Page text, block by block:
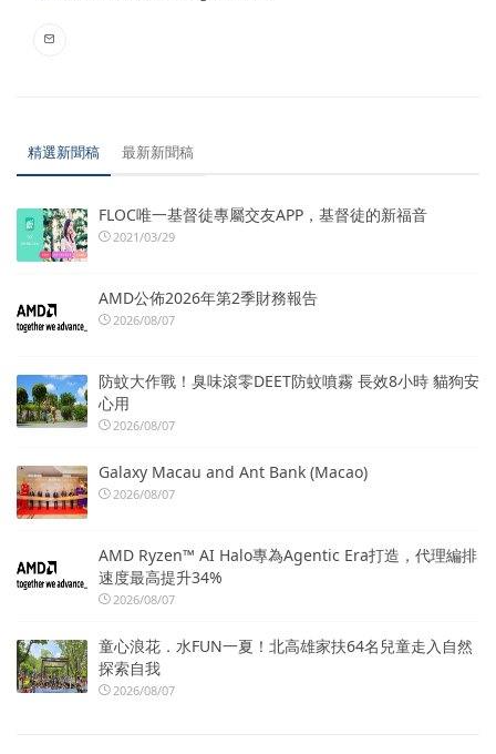
精選新聞稿 最新新聞稿
FLOC唯一基督徒專屬交友APP，基督徒的新福音
2021/03/29
AMD公佈2026年第2季財務報告
2026/08/07
防蚊大作戰！臭味滾零DEET防蚊噴霧 長效8小時 貓狗安
心用
2026/08/07
Galaxy Macau and Ant Bank (Macao)
2026/08/07
AMD Ryzen™ AI Halo專為Agentic Era打造，代理編排
速度最高提升34%
2026/08/07
童心浪花．水FUN一夏！北高雄家扶64名兒童走入自然
探索自我
2026/08/07